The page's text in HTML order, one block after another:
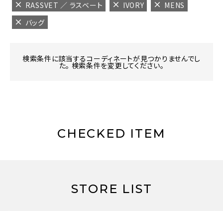
RASSVET ／ ラスベート IVORY
MENS
バッグ
検索条件に該当するコーディネートが見つかりませんでし
た。 検索条件を変更してください。
CHECKED ITEM
STORE LIST